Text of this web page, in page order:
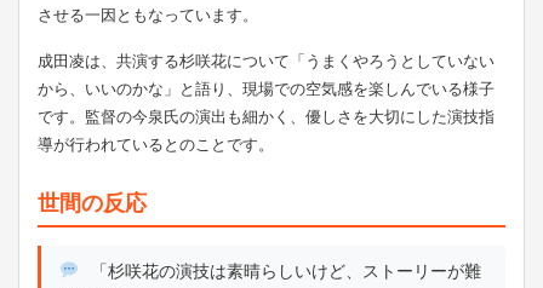
させる一因ともなっています。
成田凌は、共演する杉咲花について「うまくやろうとしていない
から、いいのかな」と語り、現場での空気感を楽しんでいる様子
です。監督の今泉氏の演出も細かく、優しさを大切にした演技指
導が行われているとのことです。
世間の反応
「杉咲花の演技は素晴らしいけど、ストーリーが難